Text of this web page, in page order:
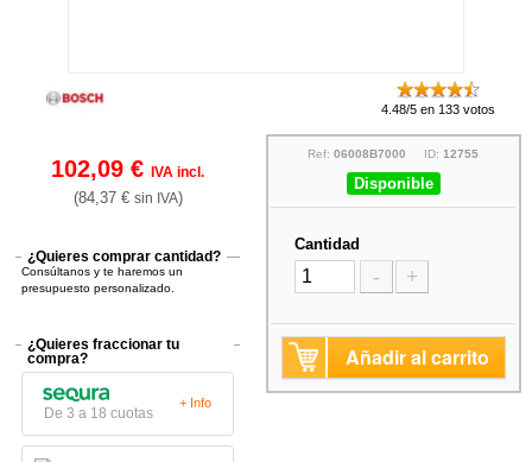
4.48/5 en 133 votos
102,09 €IVA incl.
(84,37 € sin IVA)
¿Quieres comprar cantidad?
Consúltanos y te haremos un
presupuesto personalizado.
¿Quieres fraccionar tu
compra?
De 3 a 18 cuotas
+ Info
Ref:06008B7000 ID:12755
Disponible
Cantidad
- +
Añadir al carrito